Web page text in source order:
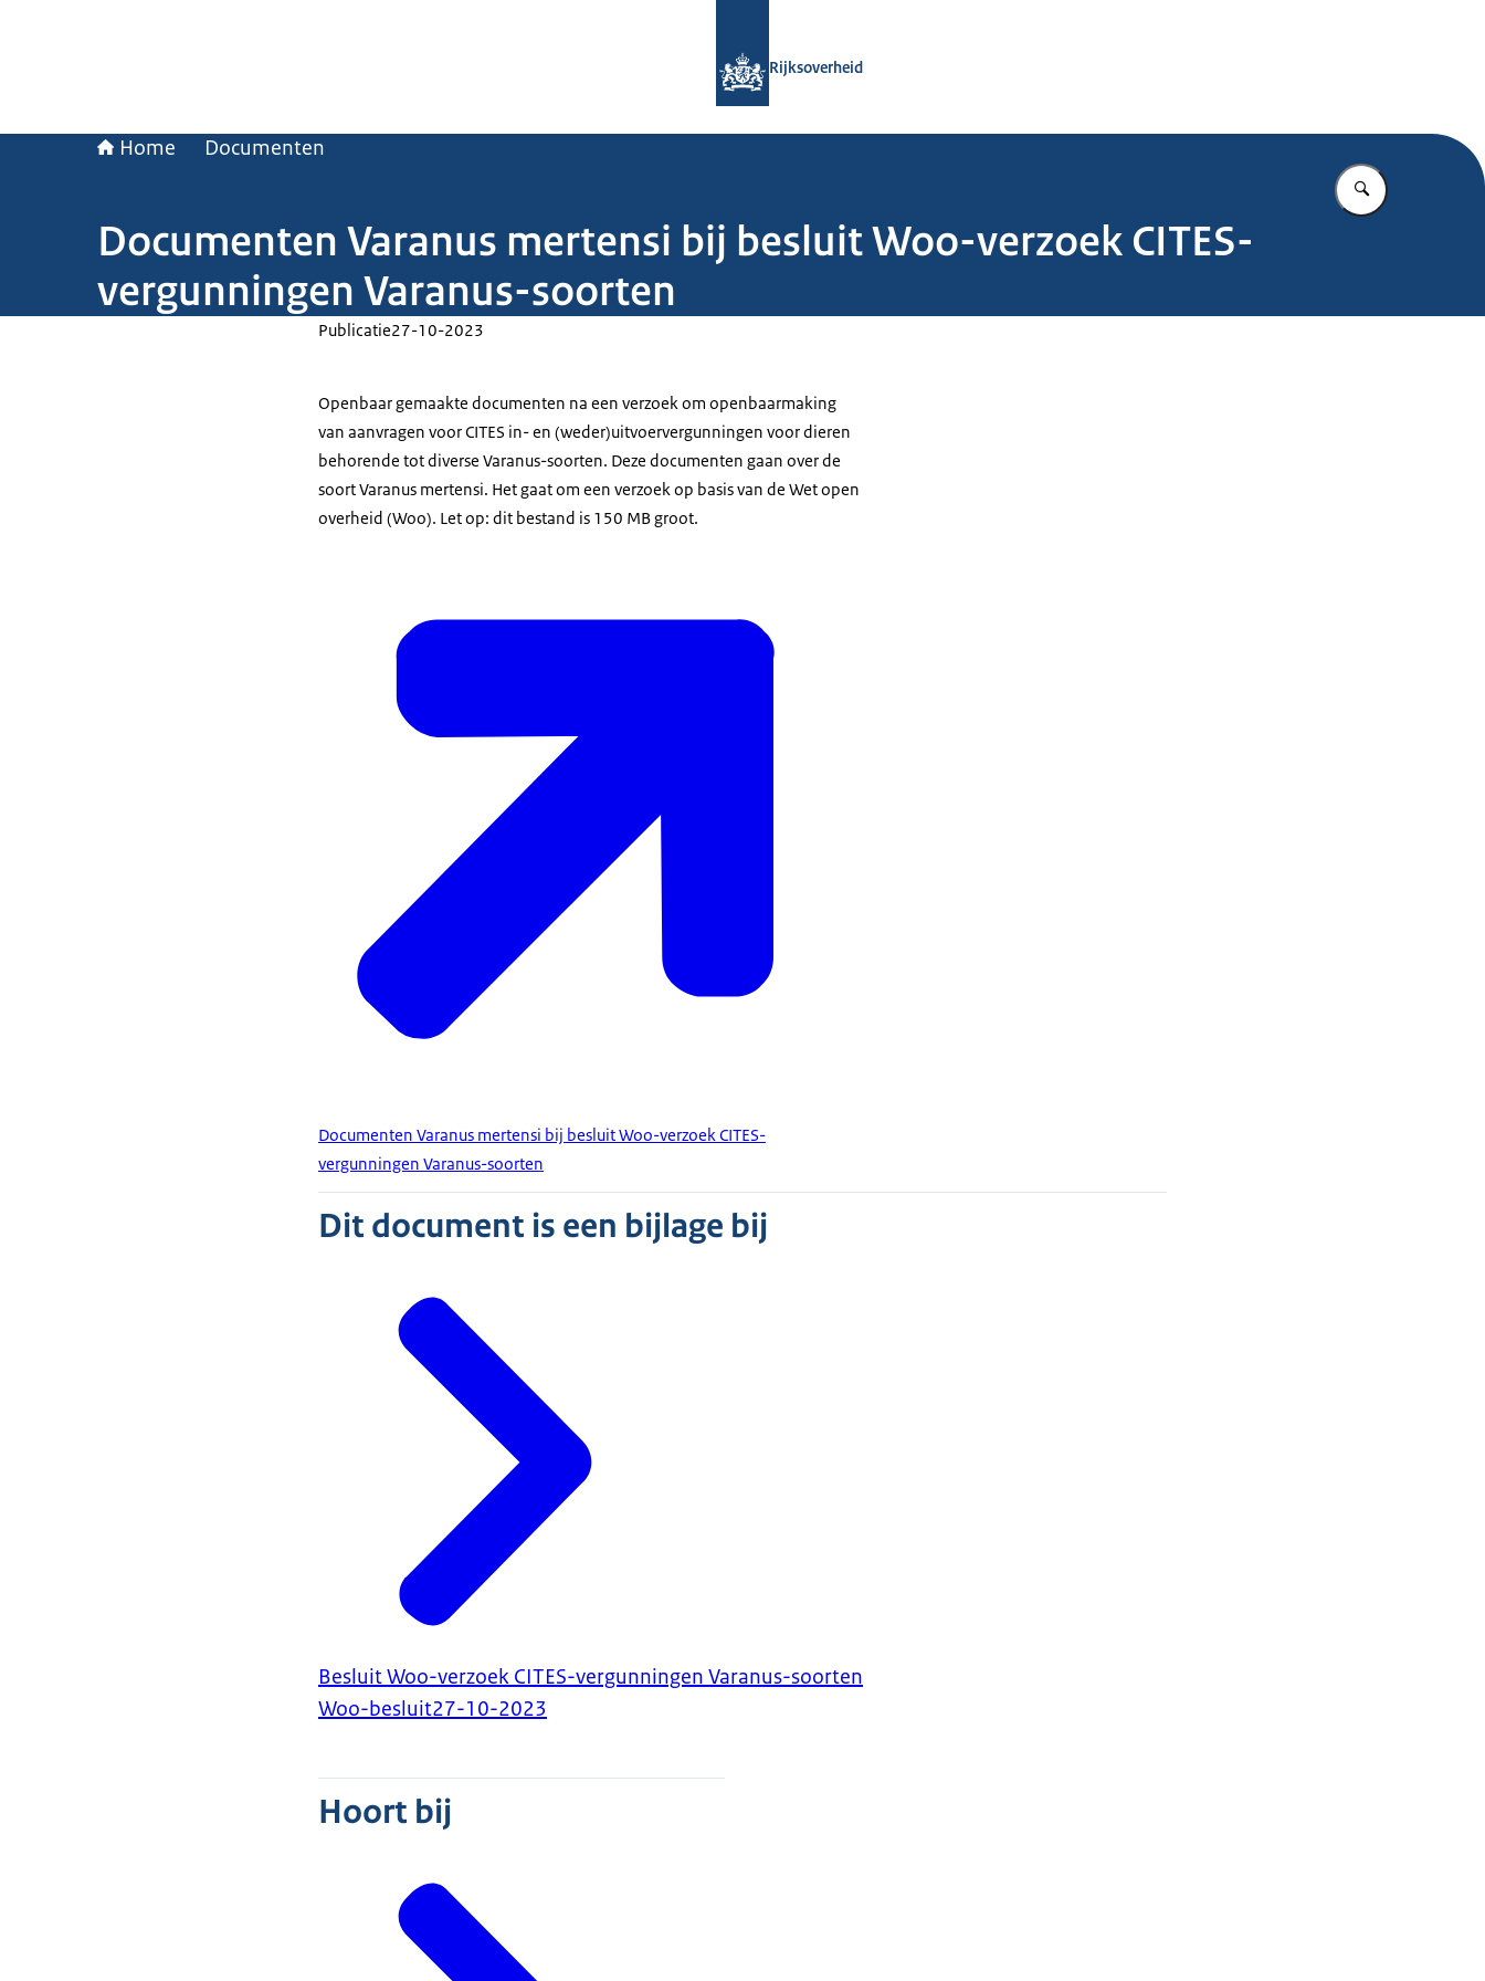
Rijksoverheid
Home Documenten
Vul in wat u
Documenten Varanus mertensi bij besluit Woo-verzoek CITES-
vergunningen Varanus-soorten
Publicatie27-10-2023
Openbaar gemaakte documenten na een verzoek om openbaarmaking
van aanvragen voor CITES in- en (weder)uitvoervergunningen voor dieren
behorende tot diverse Varanus-soorten. Deze documenten gaan over de
soort Varanus mertensi. Het gaat om een verzoek op basis van de Wet open
overheid (Woo). Let op: dit bestand is 150 MB groot.
Documenten Varanus mertensi bij besluit Woo-verzoek CITES-
vergunningen Varanus-soorten
Dit document is een bijlage bij
Besluit Woo-verzoek CITES-vergunningen Varanus-soorten
Woo-besluit27-10-2023
Hoort bij